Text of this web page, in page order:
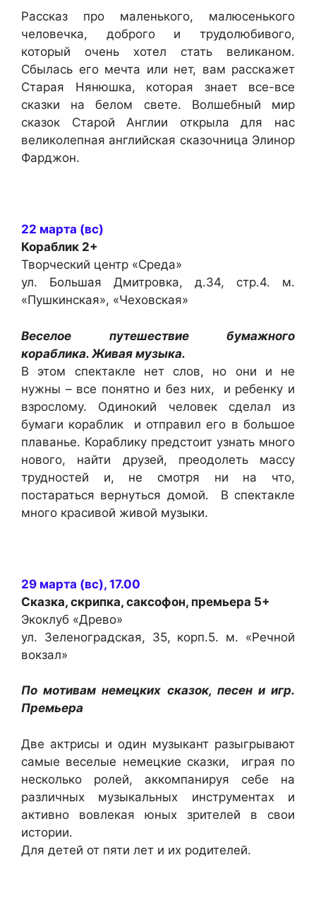
Рассказ про маленького, малюсенького
человечка, доброго и трудолюбивого,
который очень хотел стать великаном.
Сбылась его мечта или нет, вам расскажет
Старая Нянюшка, которая знает все-все
сказки на белом свете. Волшебный мир
сказок Старой Англии открыла для нас
великолепная английская сказочница Элинор
Фарджон.
22 марта (вс)
Кораблик 2+
Творческий центр «Среда»
ул. Большая Дмитровка, д.34, стр.4. м.
«Пушкинская», «Чеховская»
Веселое путешествие бумажного
кораблика. Живая музыка.
В этом спектакле нет слов, но они и не
нужны – все понятно и без них, и ребенку и
взрослому. Одинокий человек сделал из
бумаги кораблик и отправил его в большое
плаванье. Кораблику предстоит узнать много
нового, найти друзей, преодолеть массу
трудностей и, не смотря ни на что,
постараться вернуться домой. В спектакле
много красивой живой музыки.
29 марта (вс), 17.00
Сказка, скрипка, саксофон, премьера 5+
Экоклуб «Древо»
ул. Зеленоградская, 35, корп.5. м. «Речной
вокзал»
По мотивам немецких сказок, песен и игр.
Премьера
Две актрисы и один музыкант разыгрывают
самые веселые немецкие сказки, играя по
несколько ролей, аккомпанируя себе на
различных музыкальных инструментах и
активно вовлекая юных зрителей в свои
истории.
Для детей от пяти лет и их родителей.